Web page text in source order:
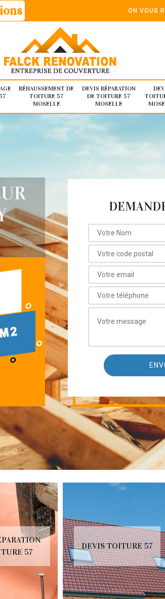
ON VOUS
RÉHAUSSEMENT DE
TOITURE 57
MOSELLE
DEVIS RÉPARATION
DE TOITURE 57
MOSELLE
57
DEVIS TOITURE 57